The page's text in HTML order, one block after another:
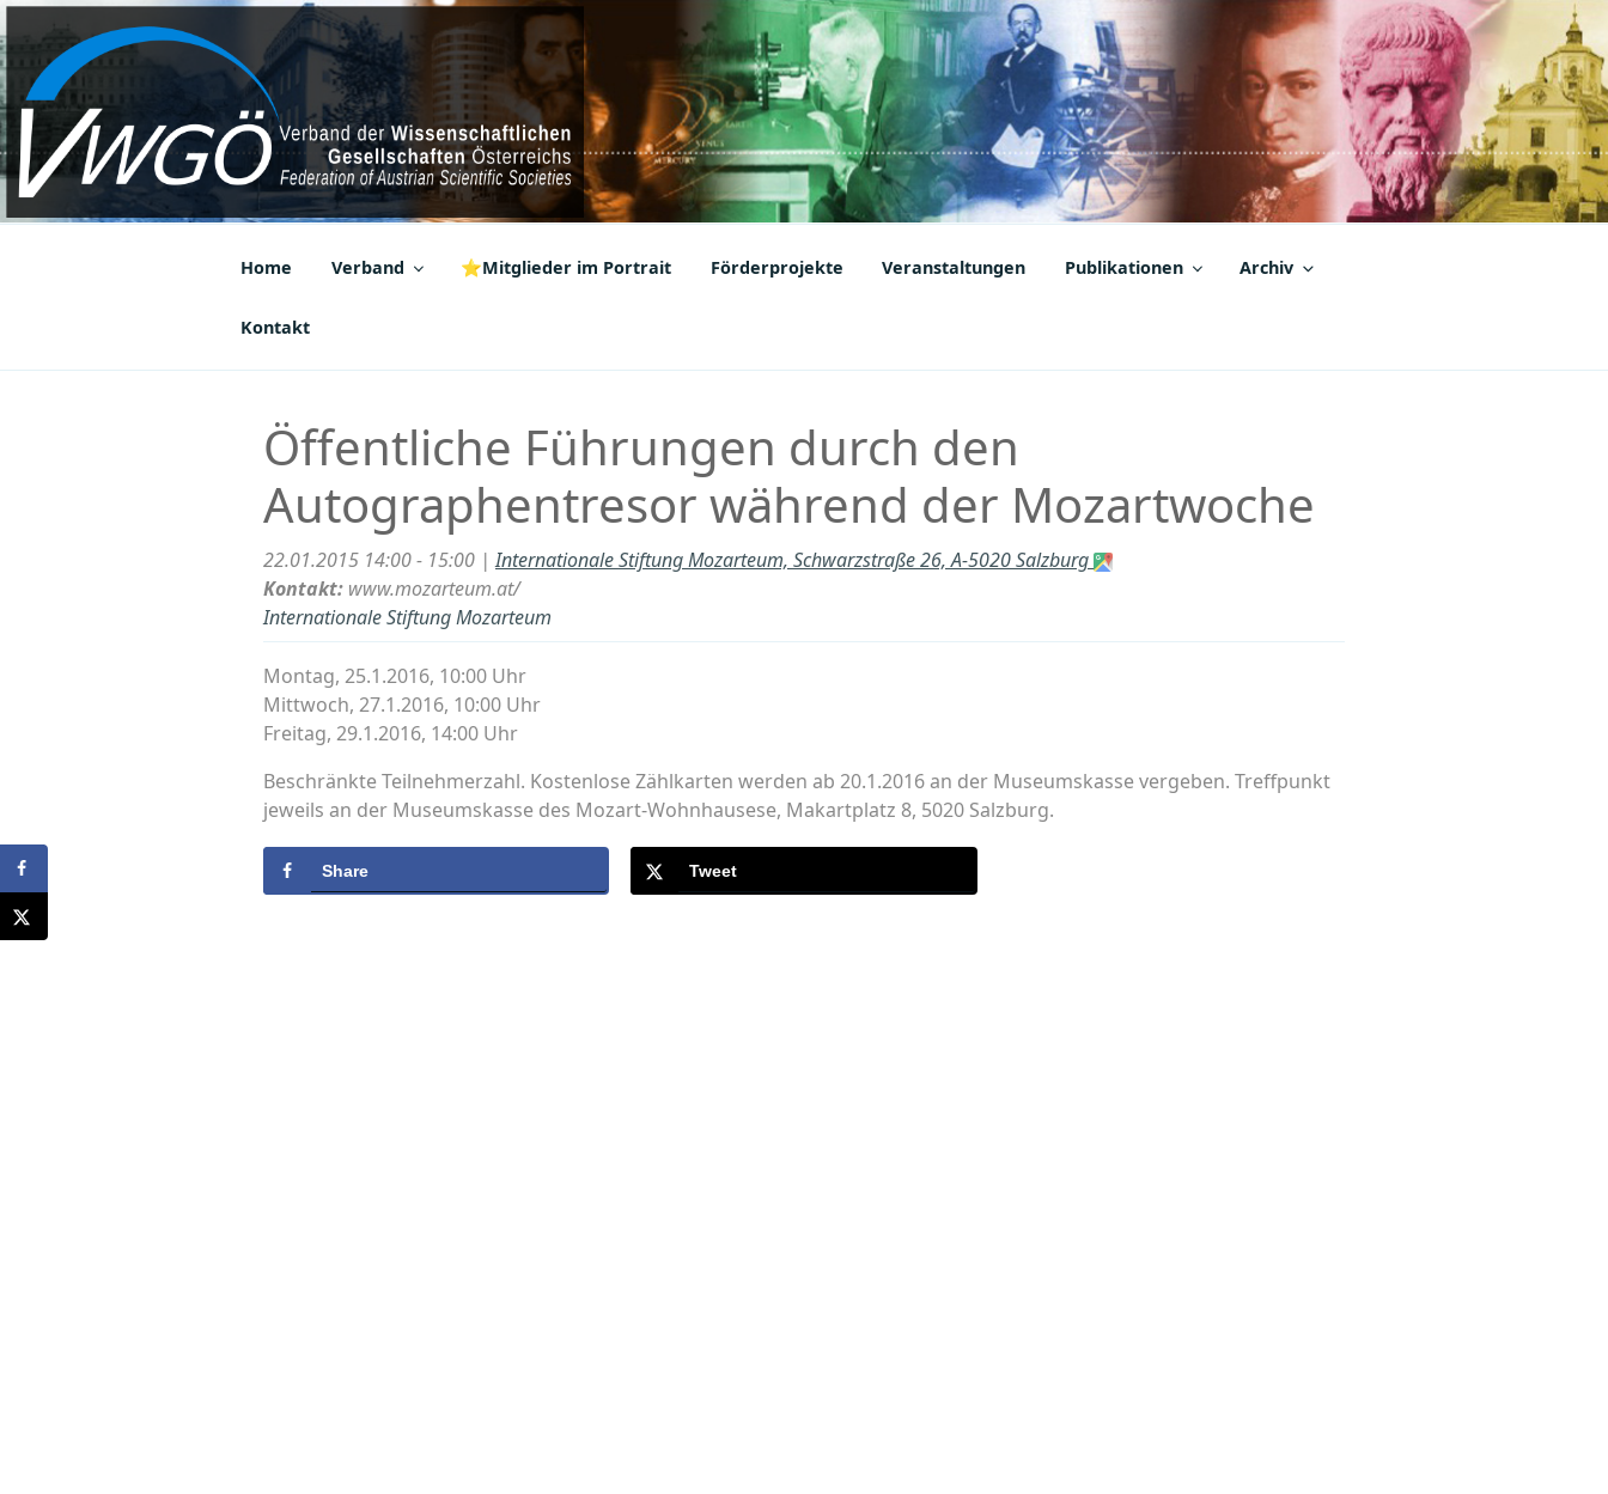
Zum
Inhalt
springen
VWGÖ
Federation of Austrian Scientific Societies
Home Verband ⭐Mitglieder im Portrait Förderprojekte Veranstaltungen Publikationen Archiv
Kontakt
Öffentliche Führungen durch den
Autographentresor während der Mozartwoche
22.01.2015 14:00 - 15:00 |Internationale Stiftung Mozarteum, Schwarzstraße 26, A-5020 Salzburg
Kontakt: www.mozarteum.at/
Internationale Stiftung Mozarteum
Montag, 25.1.2016, 10:00 Uhr
Mittwoch, 27.1.2016, 10:00 Uhr
Freitag, 29.1.2016, 14:00 Uhr
Beschränkte Teilnehmerzahl. Kostenlose Zählkarten werden ab 20.1.2016 an der Museumskasse vergeben. Treffpunkt
jeweils an der Museumskasse des Mozart-Wohnhausese, Makartplatz 8, 5020 Salzburg.
Share Tweet